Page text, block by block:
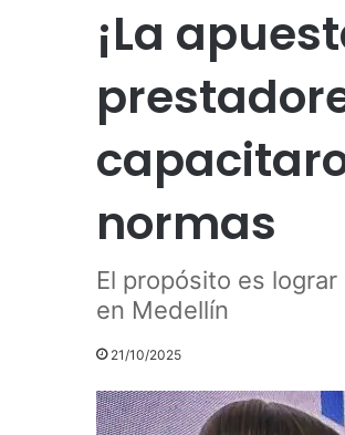
¡La
normas
El propósito es
en Medellín
21/10/2025